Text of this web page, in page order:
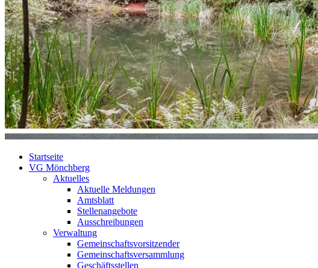
Startseite
VG Mönchberg
Aktuelles
Aktuelle Meldungen
Amtsblatt
Stellenangebote
Ausschreibungen
Verwaltung
Gemeinschaftsvorsitzender
Gemeinschaftsversammlung
Geschäftsstellen